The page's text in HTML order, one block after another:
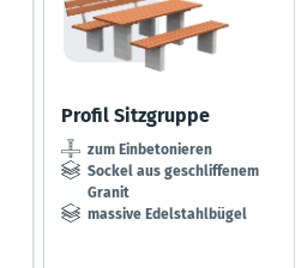
Profil Sitzgruppe
zum Einbetonieren
Sockel aus geschliffenem
Granit
massive Edelstahlbügel